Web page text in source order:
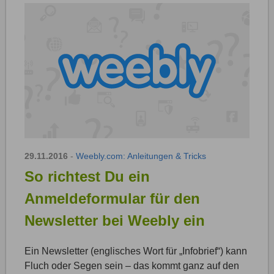
29.11.2016 - Weebly.com: Anleitungen & Tricks
So richtest Du ein
Anmeldeformular für den
Newsletter bei Weebly ein
Ein Newsletter (englisches Wort für „Infobrief“) kann
Fluch oder Segen sein – das kommt ganz auf den